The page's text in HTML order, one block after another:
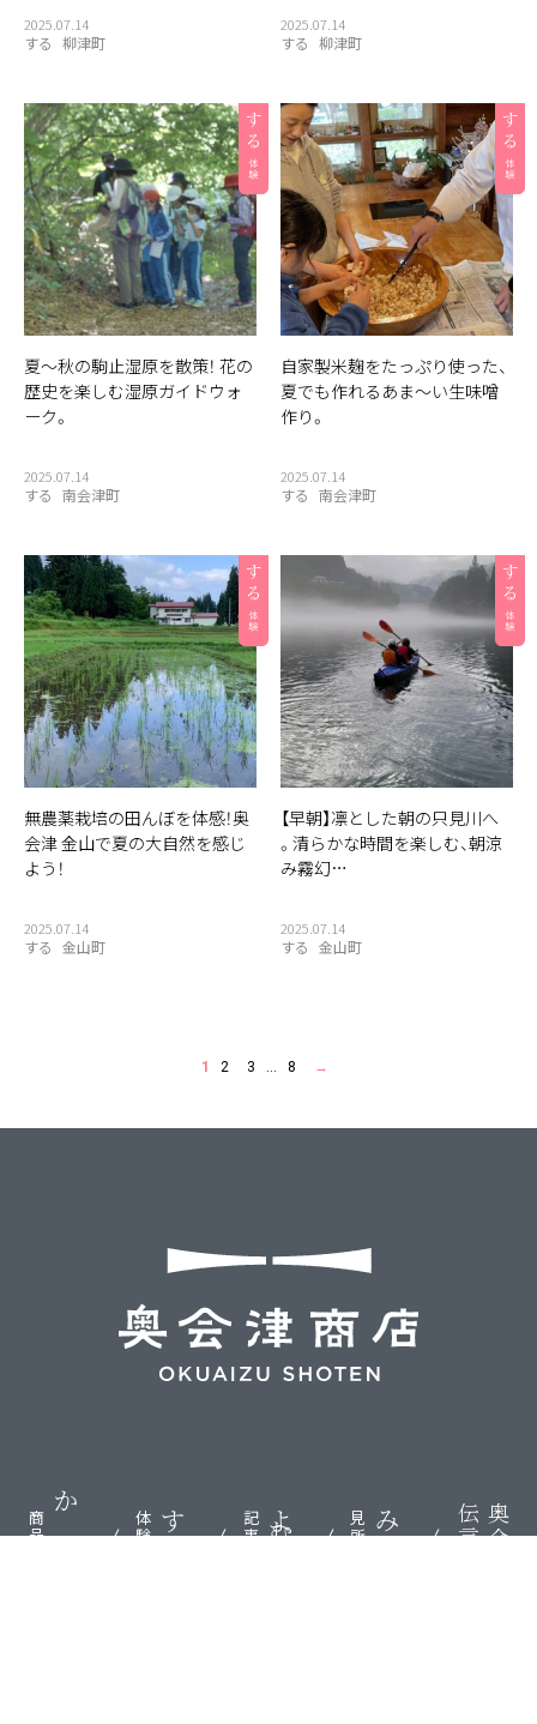
2025.07.14
する 柳津町
2025.07.14
する 柳津町
夏〜秋の駒止湿原を散策！ 花の
歴史を楽しむ湿原ガイドウォ
ーク。
2025.07.14
する 南会津町
自家製米麹をたっぷり使った、
夏でも作れるあま〜い生味噌
作り。
2025.07.14
する 南会津町
無農薬栽培の田んぼを体感！奥
会津 金山で夏の大自然を感じ
よう！
2025.07.14
する 金山町
【早朝】凛とした朝の只見川へ
。清らかな時間を楽しむ、朝涼
み霧幻…
2025.07.14
する 金山町
1 2 3 8 →
かう
商品 する
体験 よむ
記事 みる
見所 奥会津
伝言板